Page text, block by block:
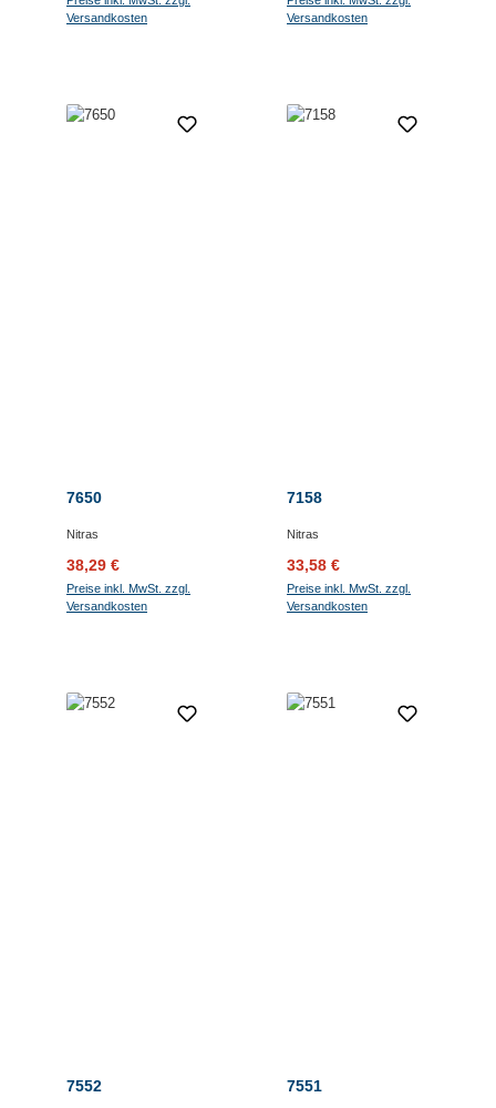
Versandkosten
Versandkosten
7650
Nitras
Verkaufspreis:
38,29 €
Preise inkl. MwSt. zzgl.
Versandkosten
7158
Nitras
Verkaufspreis:
33,58 €
Preise inkl. MwSt. zzgl.
Versandkosten
7552 7551